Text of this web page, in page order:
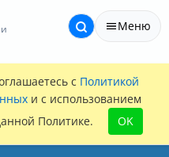
Меню
с Политикой
и с использованием
Политике.
OK